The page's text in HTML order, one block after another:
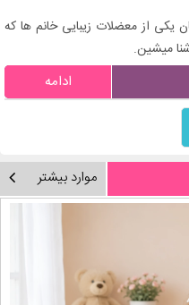
یکی از معضلات زیبایی خانم ها که
میشین.
ادامه
موارد بیشتر